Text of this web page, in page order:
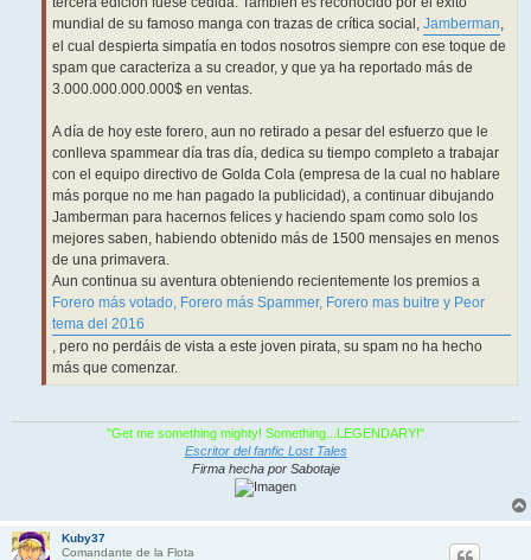
mundial de su famoso manga con trazas de crítica social, Jamberman
el cual despierta simpatía en todos nosotros siempre con ese toque de
spam que caracteriza a su creador, y que ya ha reportado más de
3.000.000.000.000$ en ventas.
A día de hoy este forero, aun no retirado a pesar del esfuerzo que le
conlleva spammear día tras día, dedica su tiempo completo a trabajar
con el equipo directivo de Golda Cola (empresa de la cual no hablare
más porque no me han pagado la publicidad), a continuar dibujando
Jamberman para hacernos felices y haciendo spam como solo los
mejores saben, habiendo obtenido más de 1500 mensajes en menos
de una primavera.
Aun continua su aventura obteniendo recientemente los premios a
Forero más votado, Forero más Spammer, Forero mas buitre y Peor
tema del 2016
, pero no perdáis de vista a este joven pirata, su spam no ha hecho
más que comenzar.
"Get me something mighty! Something...LEGENDARY!"
Escritor del fanfic Lost Tales
Firma hecha por Sabotaje
Kuby37
Comandante de la Flota